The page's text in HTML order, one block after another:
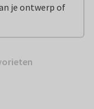
je ontwerp of